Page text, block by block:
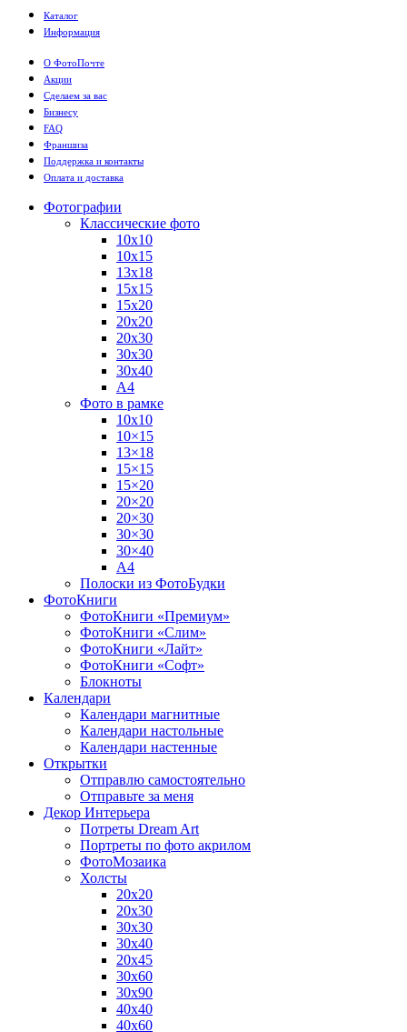
Каталог
Информация
О ФотоПочте
Акции
Сделаем за вас
Бизнесу
FAQ
Франшиза
Поддержка и контакты
Оплата и доставка
Фотографии
Классические фото
10х10
10х15
13х18
15х15
15х20
20х20
20х30
30х30
30х40
А4
Фото в рамке
10х10
10×15
13×18
15×15
15×20
20×20
20×30
30×30
30×40
A4
Полоски из ФотоБудки
ФотоКниги
ФотоКниги «Премиум»
ФотоКниги «Слим»
ФотоКниги «Лайт»
ФотоКниги «Софт»
Блокноты
Календари
Календари магнитные
Календари настольные
Календари настенные
Открытки
Отправлю самостоятельно
Отправьте за меня
Декор Интерьера
Потреты Dream Art
Портреты по фото акрилом
ФотоМозаика
Холсты
20х20
20х30
30х30
30х40
20х45
30х60
30х90
40х40
40х60